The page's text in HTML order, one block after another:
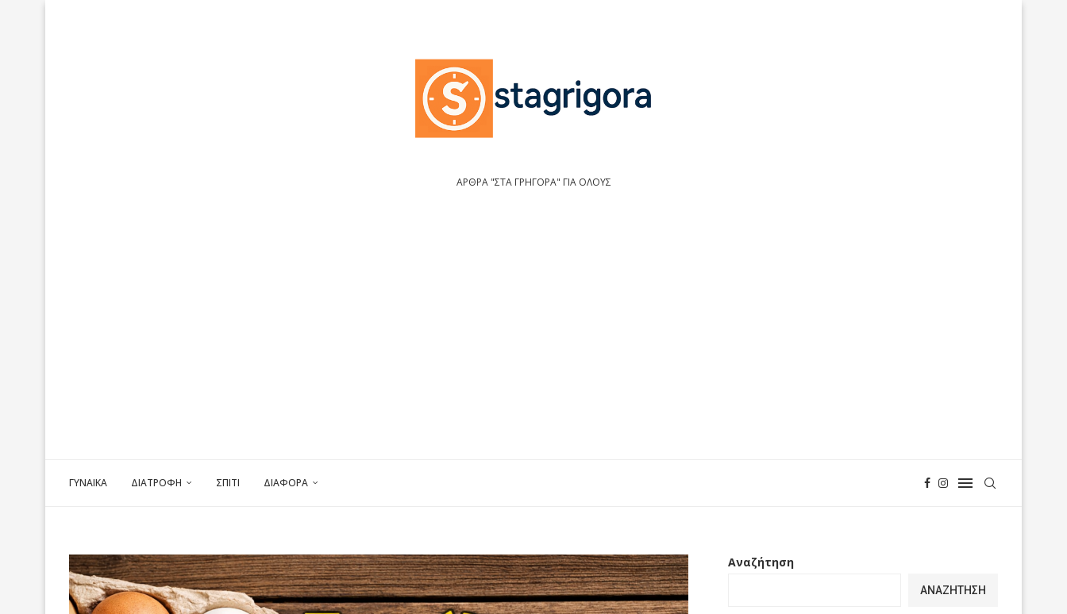
ΑΡΘΡΑ "ΣΤΑ ΓΡΗΓΟΡΑ" ΓΙΑ ΟΛΟΥΣ
ΓΥΝΑΙΚΑ ΔΙΑΤΡΟΦΗ ΣΠΙΤΙ ΔΙΑΦΟΡΑ
Αναζήτηση
ΑΝΑΖΉΤΗΣΗ